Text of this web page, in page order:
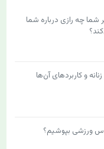
چه رازی درباره شما
و کاربردهای آن‌ها
ورزشی بپوشیم؟